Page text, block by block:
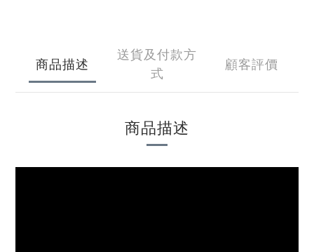
商品描述
送貨及付款方
式
顧客評價
商品描述